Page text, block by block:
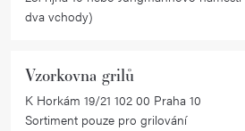
dva vchody)
Vzorkovna grilů
K Horkám 19/21 102 00 Praha 10
Sortiment pouze pro grilování